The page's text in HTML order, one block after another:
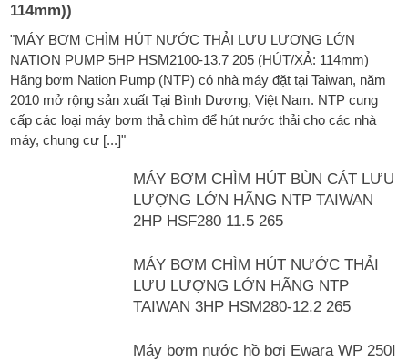
114mm))
"MÁY BƠM CHÌM HÚT NƯỚC THẢI LƯU LƯỢNG LỚN
NATION PUMP 5HP HSM2100-13.7 205 (HÚT/XẢ: 114mm)
Hãng bơm Nation Pump (NTP) có nhà máy đặt tại Taiwan, năm
2010 mở rộng sản xuất Tại Bình Dương, Việt Nam. NTP cung
cấp các loại máy bơm thả chìm để hút nước thải cho các nhà
máy, chung cư [...]"
MÁY BƠM CHÌM HÚT BÙN CÁT LƯU
LƯỢNG LỚN HÃNG NTP TAIWAN
2HP HSF280 11.5 265
MÁY BƠM CHÌM HÚT NƯỚC THẢI
LƯU LƯỢNG LỚN HÃNG NTP
TAIWAN 3HP HSM280-12.2 265
Máy bơm nước hồ bơi Ewara WP 250I